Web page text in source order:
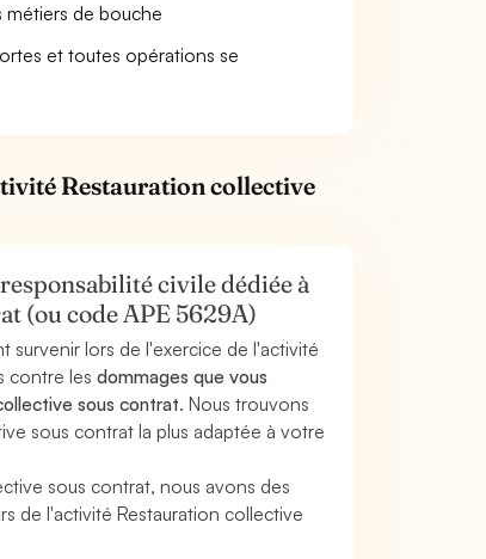
métiers de bouche
et toutes opérations se
Restauration collective
civile dédiée à
(ou code APE 5629A)
survenir lors de l'exercice de l'activité
contre les dommages que vous
sous contrat. Nous trouvons
sous contrat la plus adaptée à votre
sous contrat, nous avons des
de l'activité Restauration collective